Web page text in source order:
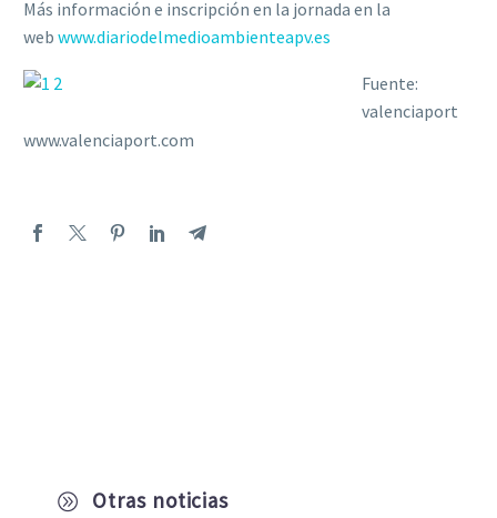
A Otras noticias
Más información e inscripción en la jornada en la
web www.diariodelmedioambienteapv.es
Fuente:
valenciaport
www.valenciaport.com